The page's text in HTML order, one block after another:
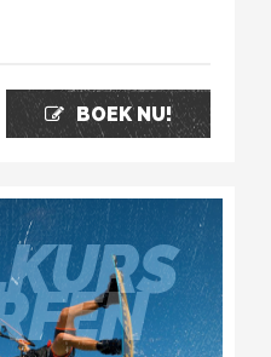
BOEK NU!